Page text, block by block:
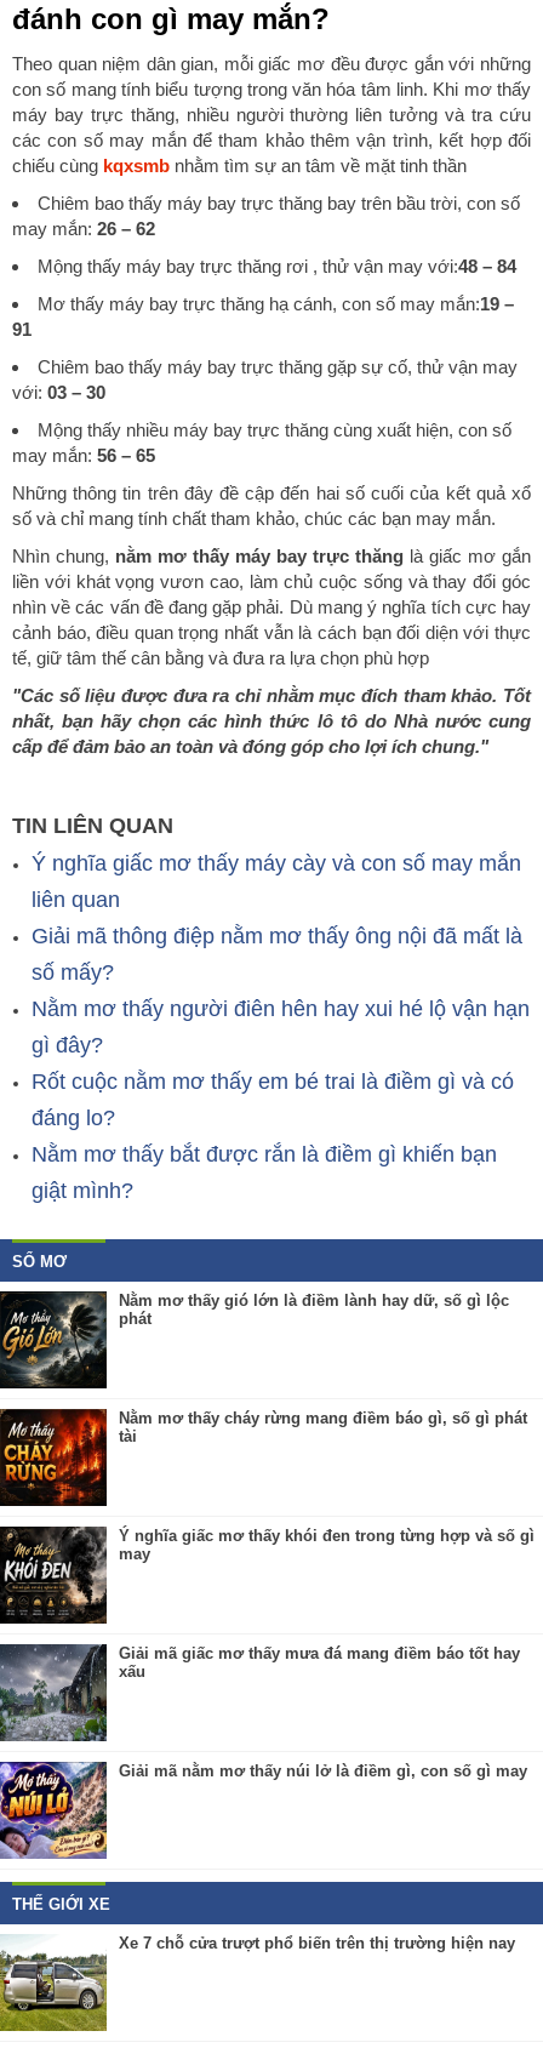
đánh con gì may mắn?
Theo quan niệm dân gian, mỗi giấc mơ đều được gắn với những
con số mang tính biểu tượng trong văn hóa tâm linh. Khi mơ thấy
máy bay trực thăng, nhiều người thường liên tưởng và tra cứu
các con số may mắn để tham khảo thêm vận trình, kết hợp đối
chiếu cùng kqxsmb nhằm tìm sự an tâm về mặt tinh thần
Chiêm bao thấy máy bay trực thăng bay trên bầu trời, con số
may mắn: 26 – 62
Mộng thấy máy bay trực thăng rơi , thử vận may với:48 – 84
Mơ thấy máy bay trực thăng hạ cánh, con số may mắn:19 –
91
Chiêm bao thấy máy bay trực thăng gặp sự cố, thử vận may
với: 03 – 30
Mộng thấy nhiều máy bay trực thăng cùng xuất hiện, con số
may mắn: 56 – 65
Những thông tin trên đây đề cập đến hai số cuối của kết quả xổ
số và chỉ mang tính chất tham khảo, chúc các bạn may mắn.
Nhìn chung, nằm mơ thấy máy bay trực thăng là giấc mơ gắn
liền với khát vọng vươn cao, làm chủ cuộc sống và thay đổi góc
nhìn về các vấn đề đang gặp phải. Dù mang ý nghĩa tích cực hay
cảnh báo, điều quan trọng nhất vẫn là cách bạn đối diện với thực
tế, giữ tâm thế cân bằng và đưa ra lựa chọn phù hợp
"Các số liệu được đưa ra chỉ nhằm mục đích tham khảo. Tốt
nhất, bạn hãy chọn các hình thức lô tô do Nhà nước cung
cấp để đảm bảo an toàn và đóng góp cho lợi ích chung."
TIN LIÊN QUAN
Ý nghĩa giấc mơ thấy máy cày và con số may mắn
liên quan
Giải mã thông điệp nằm mơ thấy ông nội đã mất là
số mấy?
Nằm mơ thấy người điên hên hay xui hé lộ vận hạn
gì đây?
Rốt cuộc nằm mơ thấy em bé trai là điềm gì và có
đáng lo?
Nằm mơ thấy bắt được rắn là điềm gì khiến bạn
giật mình?
SỔ MƠ
Nằm mơ thấy gió lớn là điềm lành hay dữ, số gì lộc
phát
Nằm mơ thấy cháy rừng mang điềm báo gì, số gì phát
tài
Ý nghĩa giấc mơ thấy khói đen trong từng hợp và số gì
may
Giải mã giấc mơ thấy mưa đá mang điềm báo tốt hay
xấu
Giải mã nằm mơ thấy núi lở là điềm gì, con số gì may
THẾ GIỚI XE
Xe 7 chỗ cửa trượt phổ biến trên thị trường hiện nay